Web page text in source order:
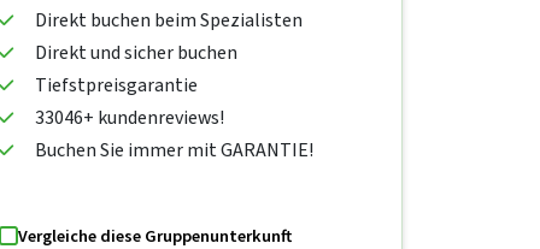
Direkt buchen beim Spezialisten
Direkt und sicher buchen
Tiefstpreisgarantie
33046+ kundenreviews!
Buchen Sie immer mit GARANTIE!
Vergleiche diese Gruppenunterkunft